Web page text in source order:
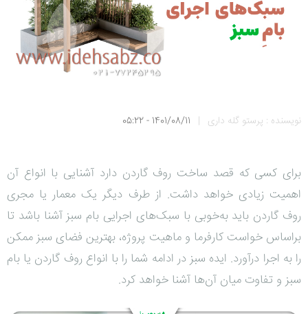
نویسنده : پرستو گله داری |
1401/08/11 - 05:22
برای کسی که قصد ساخت روف گاردن دارد آشنایی با انواع آن
اهمیت زیادی خواهد داشت. از طرف دیگر یک معمار یا مجری
روف گاردن باید به‌خوبی با سبک‌های اجرایی بام سبز آشنا باشد تا
براساس خواست کارفرما و ماهیت پروژه، بهترین فضای سبز ممکن
را به اجرا درآورد. ایده سبز در ادامه شما را با انواع روف گاردن یا بام
سبز و تفاوت میان آن‌ها آشنا خواهد کرد.